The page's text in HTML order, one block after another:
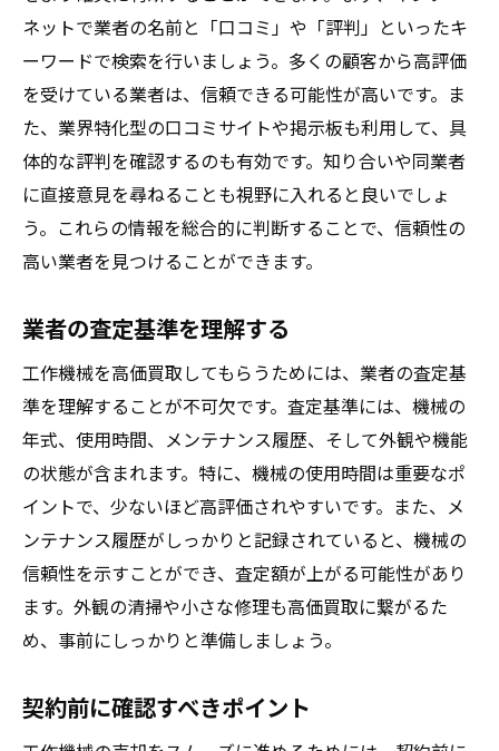
ネットで業者の名前と「口コミ」や「評判」といったキ
ーワードで検索を行いましょう。多くの顧客から高評価
を受けている業者は、信頼できる可能性が高いです。ま
た、業界特化型の口コミサイトや掲示板も利用して、具
体的な評判を確認するのも有効です。知り合いや同業者
に直接意見を尋ねることも視野に入れると良いでしょ
う。これらの情報を総合的に判断することで、信頼性の
高い業者を見つけることができます。
業者の査定基準を理解する
工作機械を高価買取してもらうためには、業者の査定基
準を理解することが不可欠です。査定基準には、機械の
年式、使用時間、メンテナンス履歴、そして外観や機能
の状態が含まれます。特に、機械の使用時間は重要なポ
イントで、少ないほど高評価されやすいです。また、メ
ンテナンス履歴がしっかりと記録されていると、機械の
信頼性を示すことができ、査定額が上がる可能性があり
ます。外観の清掃や小さな修理も高価買取に繋がるた
め、事前にしっかりと準備しましょう。
契約前に確認すべきポイント